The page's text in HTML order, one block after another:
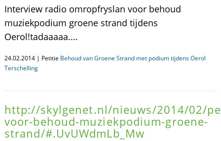
Interview radio omropfryslan voor behoud
muziekpodium groene strand tijdens
Oerol!tadaaaaa....
24.02.2014 | Petitie Behoud van Groene Strand met podium tijdens Oerol
Terschelling
http://skylgenet.nl/nieuws/2014/02/
voor-behoud-muziekpodium-groene-
strand/#.UvUWdmLb_Mw